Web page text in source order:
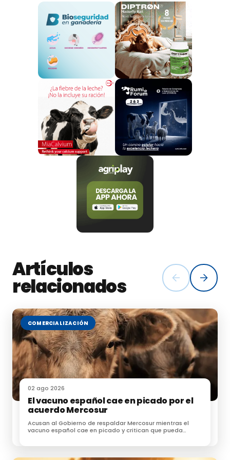
establecería tasas a un sector sometido por
diferentes medidas y normativas a una gran
presión fiscal y económica.
Agencia Catalana del Agua (ACA) se ha
mostrado receptiva
a los argumentos presentados
por esta plataforma.
Las organizaciones que formar este frente común
tambiénse entrevistaron con los grupos
parlamentarios del Parlamento catalán, con
buena acogida.
Unió de Pagesos (UP)reúne a profesionales del
sector de todas las comarcas de Cataluña que se
agricultura, ganadería o a la
actividad forestal por cuenta propia,
de manera solidaria al sector agrario para mejorar las
condiciones de vida y laborales del mismo.
campo catalán, contando con más de 6.000
afiliados y siendo el más representativo de
Cataluña.
Fuente: agrodigital.com, uniopagesos.cat
Artículos
relacionados
COMERCIALIZACIÓN
02 ago 2026
El vacuno español cae en picado por el
acuerdo Mercosur
Acusan al Gobierno de respaldar Mercosur mientras el
vacuno español cae en picado y critican que pueda